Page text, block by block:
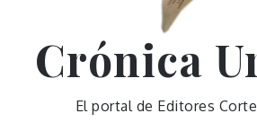
Crónica
El portal de Editores